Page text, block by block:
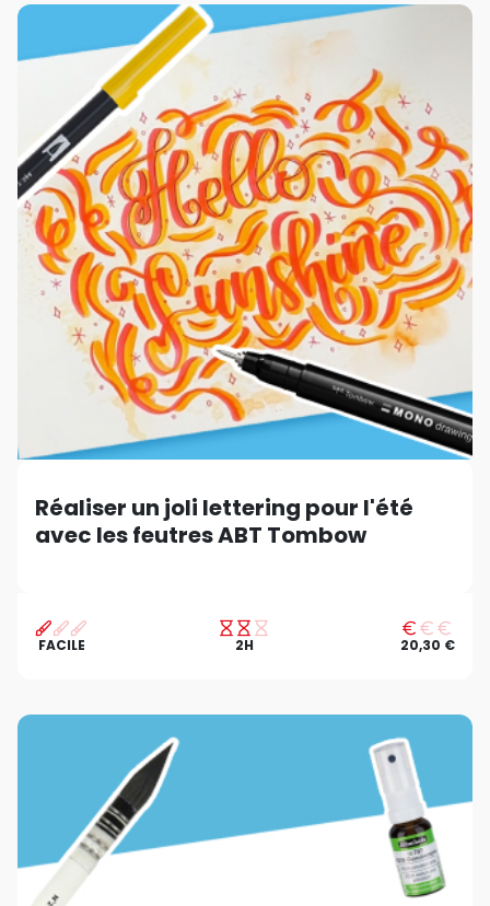
Réaliser un joli lettering pour l'été
avec les feutres ABT Tombow
FACILE 2H 20,30 €